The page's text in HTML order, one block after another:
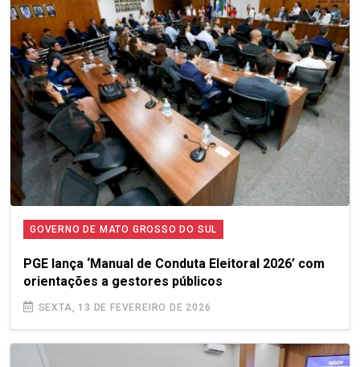
GOVERNO DE MATO GROSSO DO SUL
PGE lança ‘Manual de Conduta Eleitoral 2026’ com
orientações a gestores públicos
SEXTA, 13 DE FEVEREIRO DE 2026